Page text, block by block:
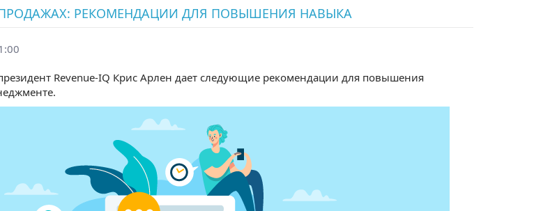
РЕКОМЕНДАЦИИ ДЛЯ ПОВЫШЕНИЯ НАВЫКА
Revenue-IQ Крис Арлен дает следующие рекомендации для повышения